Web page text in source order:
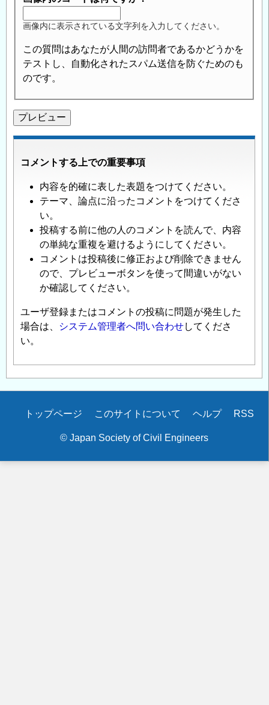
画像内に表示されている文字列を入力してください。
この質問はあなたが人間の訪問者であるかどうかを
テストし、自動化されたスパム送信を防ぐためのも
のです。
コメントする上での重要事項
内容を的確に表した表題をつけてください。
テーマ、論点に沿ったコメントをつけてくださ
い。
投稿する前に他の人のコメントを読んで、内容
の単純な重複を避けるようにしてください。
コメントは投稿後に修正および削除できません
ので、プレビューボタンを使って間違いがない
か確認してください。
ユーザ登録またはコメントの投稿に問題が発生した
場合は、
システム管理者へ問い合わせしてくださ
い。
Secondary
トップページ このサイトについて ヘルプ RSS
© Japan Society of Civil Engineers